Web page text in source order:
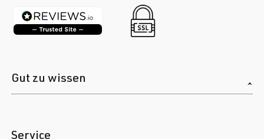
Gut zu wissen
Service